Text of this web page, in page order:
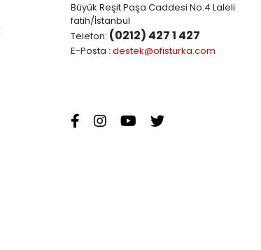
Büyük Reşit Paşa Caddesi No:4 Laleli
fatih/İstanbul
Telefon: (0212) 427 1 427
E-Posta : destek@ofisturka.com